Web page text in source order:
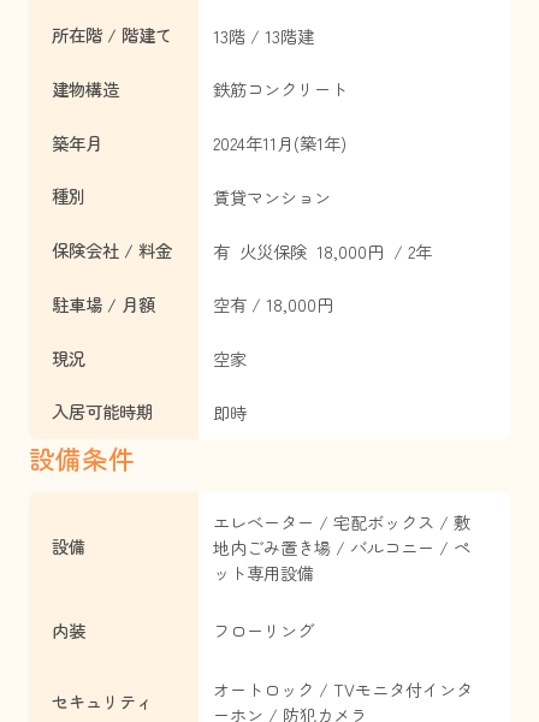
所在階 / 階建て 13階 / 13階建
建物構造 鉄筋コンクリート
築年月 2024年11月(築1年)
種別 賃貸マンション
保険会社 / 料金 有 火災保険 18,000円 / 2年
駐車場 / 月額 空有 / 18,000円
現況 空家
入居可能時期 即時
設備条件
設備
エレベーター / 宅配ボックス / 敷
地内ごみ置き場 / バルコニー / ペ
ット専用設備
内装 フローリング
セキュリティ
オートロック / TVモニタ付インタ
ーホン / 防犯カメラ